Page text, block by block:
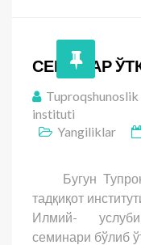
СЕМИНАР
instituti
Yangiliklar
Бугун
тадқиқот
Илмий-
семинари бўлиб